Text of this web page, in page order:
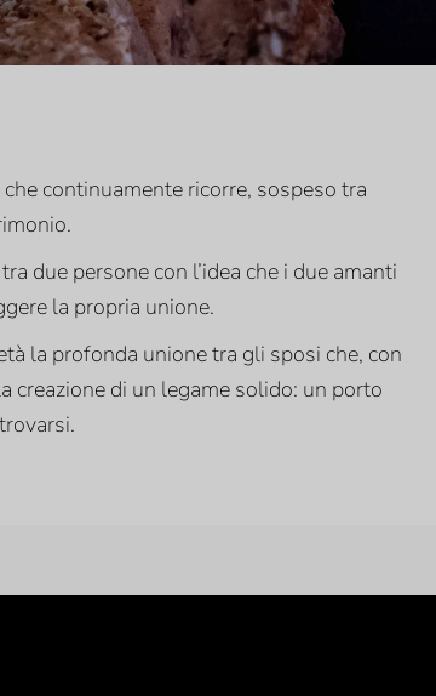
continuamente ricorre, sospeso tra
due persone con l’idea che i due amanti
la propria unione.
la profonda unione tra gli sposi che, con
creazione di un legame solido: un porto